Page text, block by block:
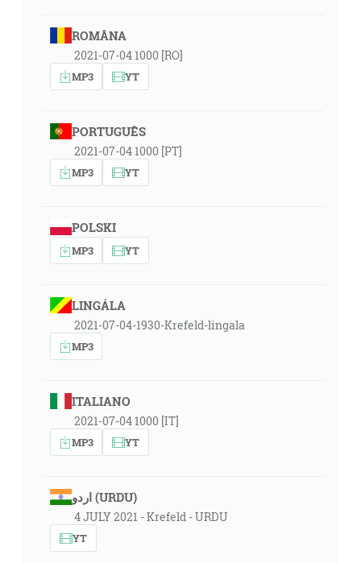
ROMÂNA
2021-07-04 1000 [RO]
MP3 YT
PORTUGUÊS
2021-07-04 1000 [PT]
MP3 YT
POLSKI
MP3 YT
LINGÁLA
2021-07-04-1930-Krefeld-lingala
MP3
ITALIANO
2021-07-04 1000 [IT]
MP3 YT
اردو (URDU)
4 JULY 2021 - Krefeld - URDU
YT